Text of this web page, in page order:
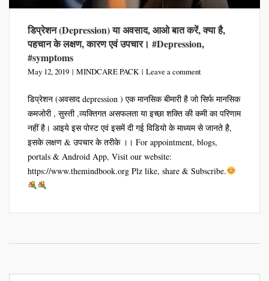
डिप्रेशन (Depression) या अवसाद, आओ बात करें, क्या है,
पहचान के लक्षण, कारण एवं उपचार। #Depression,
#symptoms
May 12, 2019 MINDCARE PACK Leave a comment
डिप्रेशन (अवसाद depression ) एक मानसिक बीमारी है जो सिर्फ मानसिक
कमजोरी , सुस्ती ,व्यक्तिगत असफलता या इच्छा शक्ति की कमी का परिणाम
नहीं है। आइये इस पोस्ट एवं इसमें दी गई विडियो के माध्यम से जानते है,
इसके लक्षण & उपचार के तरीके ।। For appointment, blogs,
portals & Android App, Visit our website:
https://www.themindbook.org Plz like, share & Subscribe.